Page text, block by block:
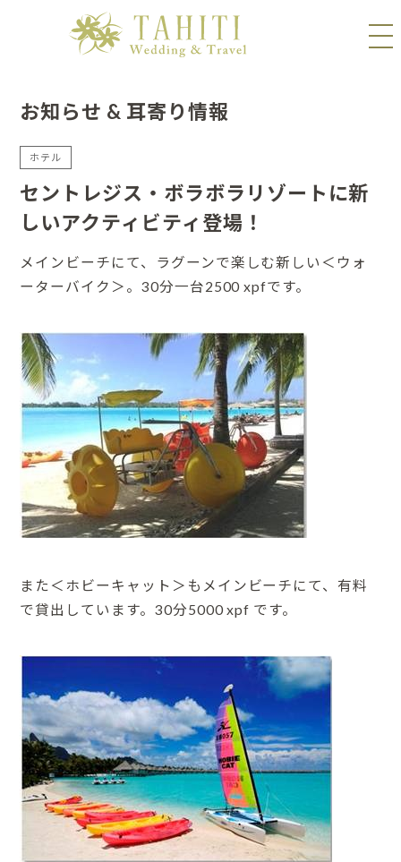
お知らせ & 耳寄り情報
ホテル
セントレジス・ボラボラリゾートに新
しいアクティビティ登場！
メインビーチにて、ラグーンで楽しむ新しい＜ウォ
ーターバイク＞。30分一台2500 xpfです。
また＜ホビーキャット＞もメインビーチにて、有料
で貸出しています。30分5000 xpf です。